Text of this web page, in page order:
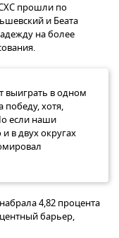
прошли по
и Беата
на более
выиграть в одном
победу, хотя,
если наши
в двух округах
4,82 процента
барьер,